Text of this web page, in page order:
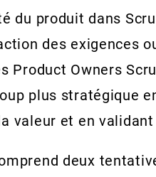
du produit dans
des exigences
Product Owners
plus stratégique
valeur et en
deux